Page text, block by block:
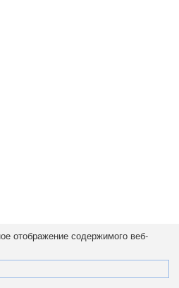
отображение содержимого веб-